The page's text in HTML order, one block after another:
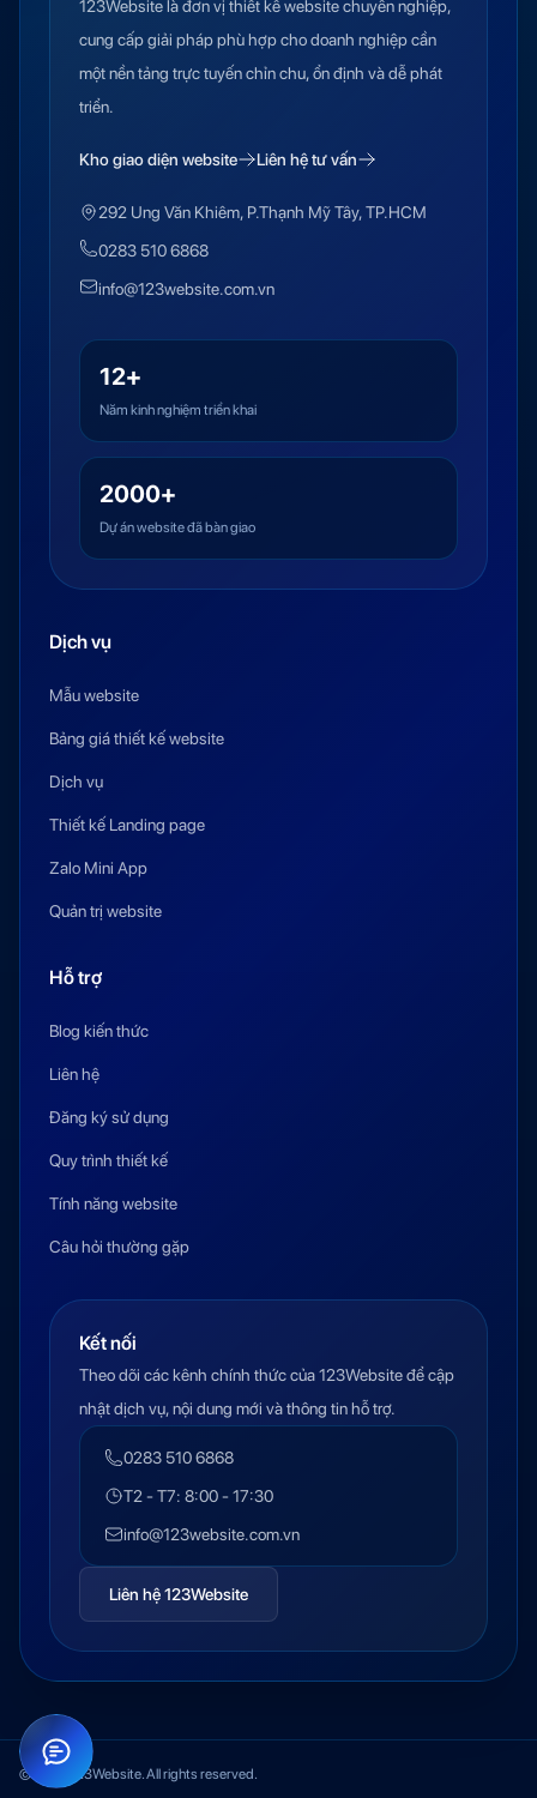
123Website là đơn vị thiết kế website chuyên nghiệp,
cung cấp giải pháp phù hợp cho doanh nghiệp cần
một nền tảng trực tuyến chỉn chu, ổn định và dễ phát
triển.
Kho giao diện website Liên hệ tư vấn
292 Ung Văn Khiêm, P.Thạnh Mỹ Tây, TP.HCM
0283 510 6868
info@123website.com.vn
12+
Năm kinh nghiệm triển khai
2000+
Dự án website đã bàn giao
Dịch vụ
Mẫu website
Bảng giá thiết kế website
Dịch vụ
Thiết kế Landing page
Zalo Mini App
Quản trị website
Hỗ trợ
Blog kiến thức
Liên hệ
Đăng ký sử dụng
Quy trình thiết kế
Tính năng website
Câu hỏi thường gặp
Kết nối
Theo dõi các kênh chính thức của 123Website để cập
nhật dịch vụ, nội dung mới và thông tin hỗ trợ.
0283 510 6868
T2 - T7: 8:00 - 17:30
info@123website.com.vn
Liên hệ 123Website
© 2026 123Website. All rights reserved.